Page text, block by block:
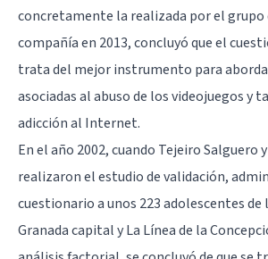
concretamente la realizada por el grupo
compañía en 2013, concluyó que el
trata del mejor instrumento para
asociadas al abuso de los videojuegos y
adicción al Internet.
En el año 2002, cuando Tejeiro Salguero
realizaron el estudio de validación,
cuestionario a unos 223 adolescentes de
Granada capital y La Línea de la